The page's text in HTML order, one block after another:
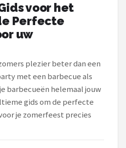
voor het
Perfecte
uw
plezier beter dan een
met een barbecue als
barbecueën helemaal jouw
gids om de perfecte
je zomerfeest precies